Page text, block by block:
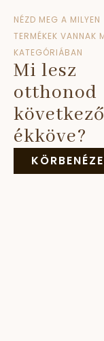
NÉZD MEG A MILYEN
TERMÉKEK VANNAK
KATEGÓRIÁBAN
Mi lesz
otthonod
következő
ékköve?